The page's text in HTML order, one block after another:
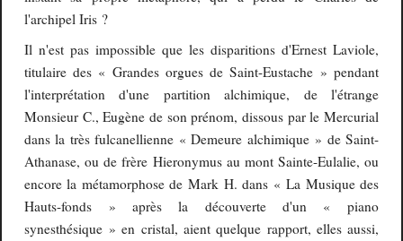
l'archipel Iris ?
Il n'est pas impossible que les disparitions d'Ernest Laviole,
titulaire des « Grandes orgues de Saint-Eustache » pendant
l'interprétation d'une partition alchimique, de l'étrange
Monsieur C., Eugène de son prénom, dissous par le Mercurial
dans la très fulcanellienne « Demeure alchimique » de Saint-
Athanase, ou de frère Hieronymus au mont Sainte-Eulalie, ou
encore la métamorphose de Mark H. dans « La Musique des
Hauts-fonds » après la découverte d'un « piano
synesthésique » en cristal, aient quelque rapport, elles aussi,